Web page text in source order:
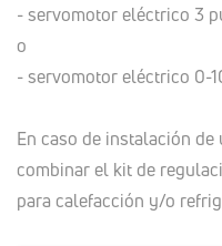
- servomotor eléctrico 3
o
- servomotor eléctrico 0-
En caso de instalación
combinar el kit de
para calefacción y/o